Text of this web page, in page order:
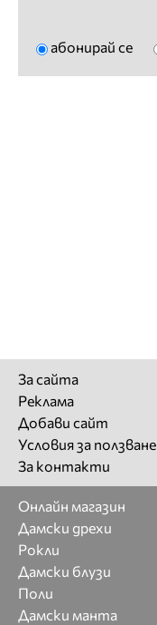
абонирай се
За сайта
Реклама
Добави сайт
Условия за ползване
За контакти
Онлайн магазин
Дамски дрехи
Рокли
Дамски блузи
Поли
Дамски манта